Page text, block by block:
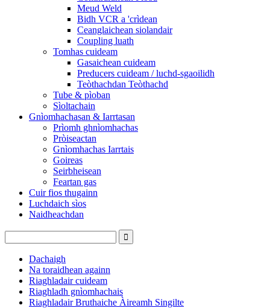
Meud Weld
Bidh VCR a 'crìdean
Ceanglaichean siolandair
Coupling luath
Tomhas cuideam
Gasaichean cuideam
Preducers cuideam / luchd-sgaoilidh
Teòthachdan Teòthachd
Tube & pìoban
Sìoltachain
Gnìomhachasan & Iarrtasan
Prìomh ghnìomhachas
Pròiseactan
Gnìomhachas Iarrtais
Goireas
Seirbheisean
Feartan gas
Cuir fios thugainn
Luchdaich sìos
Naidheachdan
Dachaigh
Na toraidhean againn
Riaghladair cuideam
Riaghladh gnìomhachais
Riaghladair Bruthaiche Àireamh Singilte